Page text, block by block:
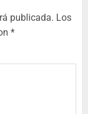
publicada. Los
*